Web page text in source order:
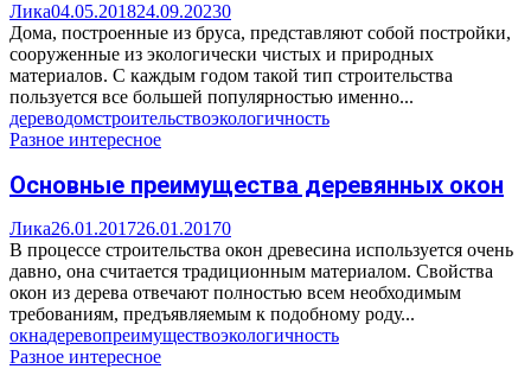
Лика04.05.201824.09.20230
Дома, построенные из бруса, представляют собой постройки,
сооруженные из экологически чистых и природных
материалов. С каждым годом такой тип строительства
пользуется все большей популярностью именно...
дереводомстроительствоэкологичность
Разное интересное
Основные преимущества деревянных окон
Лика26.01.201726.01.20170
В процессе строительства окон древесина используется очень
давно, она считается традиционным материалом. Свойства
окон из дерева отвечают полностью всем необходимым
требованиям, предъявляемым к подобному роду...
окнадеревопреимуществоэкологичность
Разное интересное